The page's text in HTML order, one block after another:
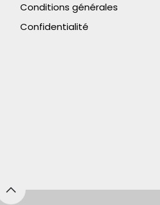
Conditions générales
Confidentialité